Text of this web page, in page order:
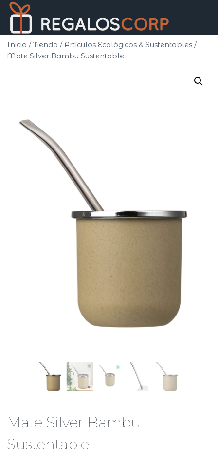
Saltar
contenido
Inicio / Tienda / Artículos Ecológicos & Sustentables /
Mate Silver Bambu Sustentable
Mate Silver Bambu
Sustentable